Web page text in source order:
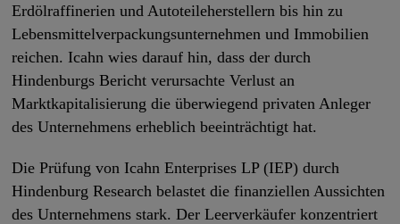
Erdölraffinerien und Autoteileherstellern bis hin zu
Lebensmittelverpackungsunternehmen und Immobilien
reichen. Icahn wies darauf hin, dass der durch
Hindenburgs Bericht verursachte Verlust an
Marktkapitalisierung die überwiegend privaten Anleger
des Unternehmens erheblich beeinträchtigt hat.
Die Prüfung von Icahn Enterprises LP (IEP) durch
Hindenburg Research belastet die finanziellen Aussichten
des Unternehmens stark. Der Leerverkäufer konzentriert